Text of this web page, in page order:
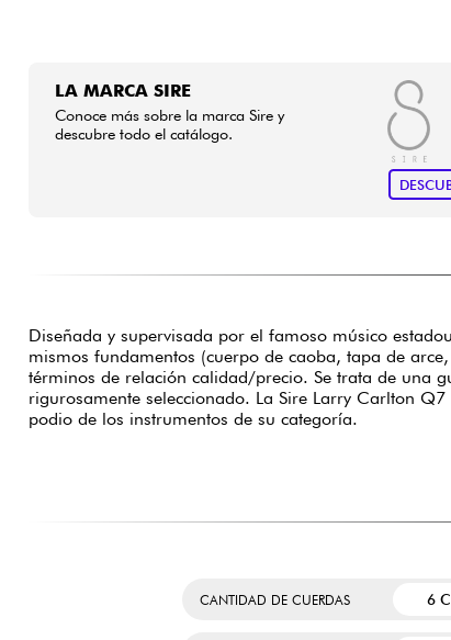
LA MARCA SIRE
Conoce más sobre la marca Sire y
descubre todo el catálogo.
Diseñada y supervisada por el famoso músico
mismos fundamentos (cuerpo de caoba, tapa de
términos de relación calidad/precio. Se trata de una
rigurosamente seleccionado. La Sire Larry Carlton
podio de los instrumentos de su categoría.
CANTIDAD DE CUERDAS 6